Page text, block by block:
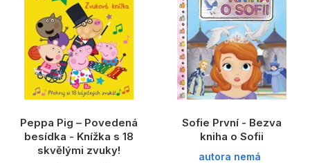
Výchova a pedagogika
Young adult
Zdraví a životní styl
Všechny kategorie
Peppa Pig – Povedená
besídka - Knížka s 18
skvělými zvuky!
Sofie První - Bezva
kniha o Sofii
autora nemá